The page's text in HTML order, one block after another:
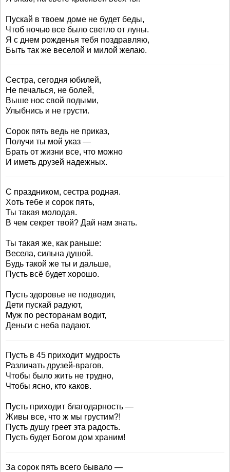
Пускай в твоем доме не будет беды,
Чтоб ночью все было светло от луны.
Я с днем рожденья тебя поздравляю,
Быть так же веселой и милой желаю.
Сестра, сегодня юбилей,
Не печалься, не болей,
Выше нос свой подыми,
Улыбнись и не грусти.
Сорок пять ведь не приказ,
Получи ты мой указ —
Брать от жизни все, что можно
И иметь друзей надежных.
С праздником, сестра родная.
Хоть тебе и сорок пять,
Ты такая молодая.
В чем секрет твой? Дай нам знать.
Ты такая же, как раньше:
Весела, сильна душой.
Будь такой же ты и дальше,
Пусть всё будет хорошо.
Пусть здоровье не подводит,
Дети пускай радуют,
Муж по ресторанам водит,
Деньги с неба падают.
Пусть в 45 приходит мудрость
Различать друзей-врагов,
Чтобы было жить не трудно,
Чтобы ясно, кто каков.
Пусть приходит благодарность —
Живы все, что ж мы грустим?!
Пусть душу греет эта радость.
Пусть будет Богом дом храним!
За сорок пять всего бывало —